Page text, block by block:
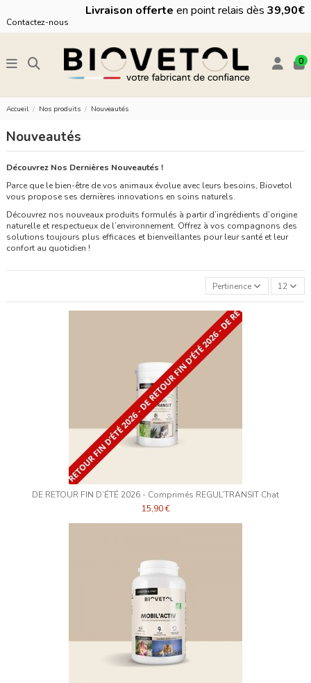
Livraison offerte en point relais dès 39,90€
Contactez-nous
0
Accueil Nos produits Nouveautés
Nouveautés
Découvrez Nos Dernières Nouveautés !
Parce que le bien-être de vos animaux évolue avec leurs besoins, Biovetol
vous propose ses dernières innovations en soins naturels.
Découvrez nos nouveaux produits formulés à partir d’ingrédients d’origine
naturelle et respectueux de l’environnement. Offrez à vos compagnons des
solutions toujours plus efficaces et bienveillantes pour leur santé et leur
confort au quotidien !
Pertinence 12
DE RETOUR FIN D’ÉTÉ 2026 - Comprimés REGUL’TRANSIT Chat
15,90 €